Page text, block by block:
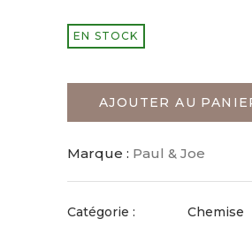
EN STOCK
AJOUTER AU
Marque : Paul & Joe
Catégorie : Chemise